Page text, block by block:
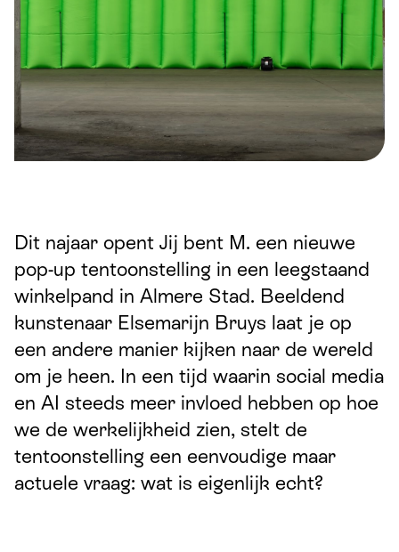
Dit najaar opent Jij bent M. een nieuwe
pop-up tentoonstelling in een leegstaand
winkelpand in Almere Stad. Beeldend
kunstenaar Elsemarijn Bruys laat je op
een andere manier kijken naar de wereld
om je heen. In een tijd waarin social media
en AI steeds meer invloed hebben op hoe
we de werkelijkheid zien, stelt de
tentoonstelling een eenvoudige maar
actuele vraag: wat is eigenlijk echt?